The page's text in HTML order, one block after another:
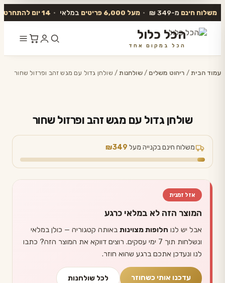
משלוח חינם מ-349 ₪ • מעל 6,000 פריטים במלאי • 14 יום להתחרט
הכל כלול
הכל במקום אחד
לתוכן
עמוד הבית/ ריהוט משלים /שולחנות/ שולחן גדול עם מגש זהב ופרזול שחור
שולחן גדול עם מגש זהב ופרזול שחור
משלוח חינם בקנייה מעל ₪349
אזל זמנית
המוצר הזה לא במלאי כרגע
אבל יש לנו חלופות מצוינות באותה קטגוריה — כולן במלאי
ונשלחות תוך 7 ימי עסקים. רוצים דווקא את המוצר הזה? כתבו
לנו ונעדכן אתכם ברגע שהוא חוזר.
עדכנו אותי כשחוזר לכל שולחנות